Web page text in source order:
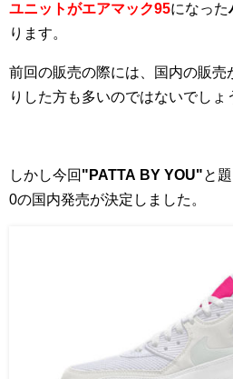
ユニットがエアマック95になった
ります。
前回の販売の際には、国内の販売
りした方も多いのではないでしょ
しかし今回 "PATTA BY YOU" と
0の国内発売が決定しました。